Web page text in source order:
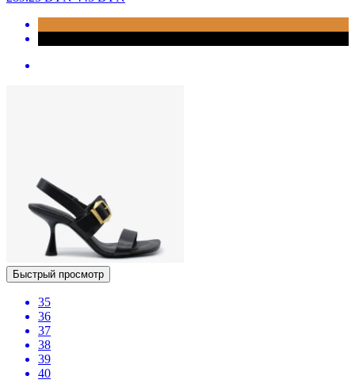
Быстрый просмотр
35
36
37
38
39
40